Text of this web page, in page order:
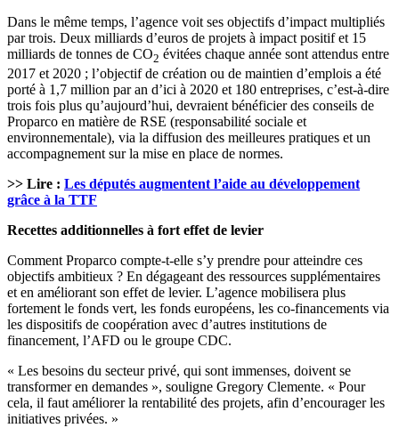
Dans le même temps, l’agence voit ses objectifs d’impact multipliés
par trois. Deux milliards d’euros de projets à impact positif et 15
milliards de tonnes de CO2 évitées chaque année sont attendus entre
2017 et 2020 ; l’objectif de création ou de maintien d’emplois a été
porté à 1,7 million par an d’ici à 2020 et 180 entreprises, c’est-à-dire
trois fois plus qu’aujourd’hui, devraient bénéficier des conseils de
Proparco en matière de RSE (responsabilité sociale et
environnementale), via la diffusion des meilleures pratiques et un
accompagnement sur la mise en place de normes.
>> Lire : Les députés augmentent l’aide au développement
grâce à la TTF
Recettes additionnelles à fort effet de levier
Comment Proparco compte-t-elle s’y prendre pour atteindre ces
objectifs ambitieux ? En dégageant des ressources supplémentaires
et en améliorant son effet de levier. L’agence mobilisera plus
fortement le fonds vert, les fonds européens, les co-financements via
les dispositifs de coopération avec d’autres institutions de
financement, l’AFD ou le groupe CDC.
« Les besoins du secteur privé, qui sont immenses, doivent se
transformer en demandes », souligne Gregory Clemente. « Pour
cela, il faut améliorer la rentabilité des projets, afin d’encourager les
initiatives privées. »